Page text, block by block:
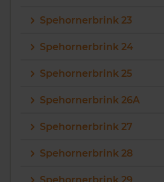
Spehornerbrink 23
Spehornerbrink 24
Spehornerbrink 25
Spehornerbrink 26A
Spehornerbrink 27
Spehornerbrink 28